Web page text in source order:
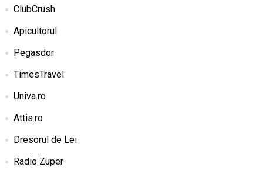
ClubCrush
Apicultorul
Pegasdor
TimesTravel
Univa.ro
Attis.ro
Dresorul de Lei
Radio Zuper